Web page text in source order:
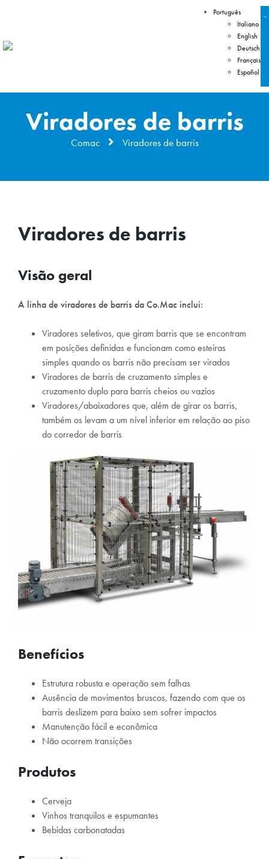
Português
Italiano
English
Deutsch
Français
Español
Viradores de barris
Comac Viradores de barris
Viradores de barris
Visão geral
A linha de viradores de barris da Co.Mac inclui:
Viradores seletivos, que giram barris que se encontram
em posições definidas e funcionam como esteiras
simples quando os barris não precisam ser virados
Viradores de barris de cruzamento simples e
cruzamento duplo para barris cheios ou vazios
Viradores/abaixadores que, além de girar os barris,
também os levam a um nível inferior em relação ao piso
do corredor de barris
Benefícios
Estrutura robusta e operação sem falhas
Ausência de movimentos bruscos, fazendo com que os
barris deslizem para baixo sem sofrer impactos
Manutenção fácil e econômica
Não ocorrem transições
Produtos
Cerveja
Vinhos tranquilos e espumantes
Bebidas carbonatadas